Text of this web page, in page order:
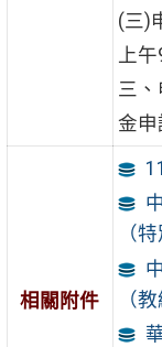
(三)
上
三
金申
相關附件
（
（